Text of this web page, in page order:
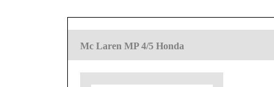
Mc Laren MP 4/5 Honda